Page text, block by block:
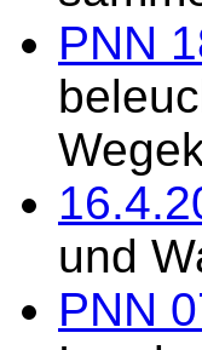
PNN
und
PNN